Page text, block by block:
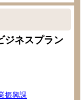
ジネスプラン
振興課